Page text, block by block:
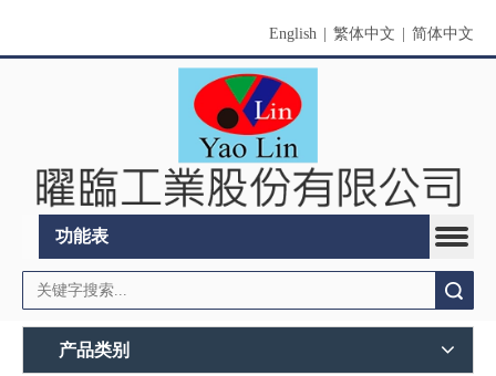
English 繁体中文 简体中文
功能表
产品类别